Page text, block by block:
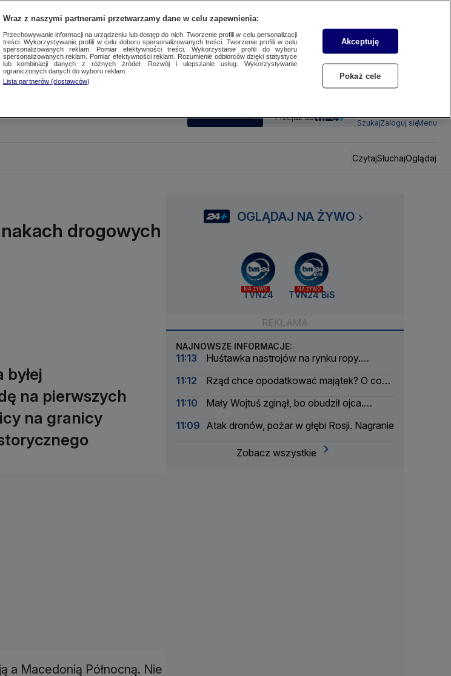
SUBSKRYBUJ Przejdź do
SzukajZaloguj sięMenu
CzytajSłuchajOglądaj
drogowych
na pierwszych
na granicy
a Macedonią Północną. Nie
OGLĄDAJ NA ŻYWO
NA ŻYWO
TVN24
NA ŻYWO
TVN24 BiS
NAJNOWSZE INFORMACJE:
11:13
Huśtawka nastrojów na rynku ropy.
11:12
Rząd chce opodatkować majątek? O co
11:10
Mały Wojtuś zginął, bo obudził ojca.
11:09 Atak dronów, pożar w głębi Rosji. Nagranie
Zobacz wszystkie
Wraz z naszymi partnerami przetwarzamy dane w celu zapewnienia:
Przechowywanie informacji na urządzeniu lub dostęp do nich. Tworzenie profili w celu personalizacji
treści. Wykorzystywanie profili w celu doboru spersonalizowanych treści. Tworzenie profili w celu
spersonalizowanych reklam. Pomiar efektywności treści. Wykorzystanie profili do wyboru
spersonalizowanych reklam. Pomiar efektywności reklam. Rozumienie odbiorców dzięki statystyce
lub kombinacji danych z różnych źródeł. Rozwój i ulepszanie usług. Wykorzystywanie
ograniczonych danych do wyboru reklam.
Lista partnerów (dostawców)
Akceptuję
Pokaż cele